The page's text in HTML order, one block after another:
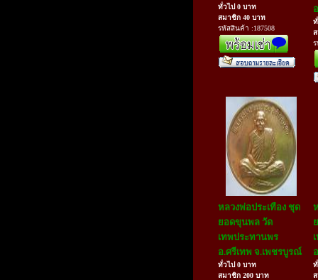
ทั่วไป 0 บาท
สมาชิก 40 บาท
รหัสสินค้า :187508
หลวงพ่อประเทือง ชุด
ยอดขุนพล วัด
เทพประทานพร
อ.ศรีเทพ จ.เพชรบูรณ์
ทั่วไป 0 บาท
สมาชิก 200 บาท